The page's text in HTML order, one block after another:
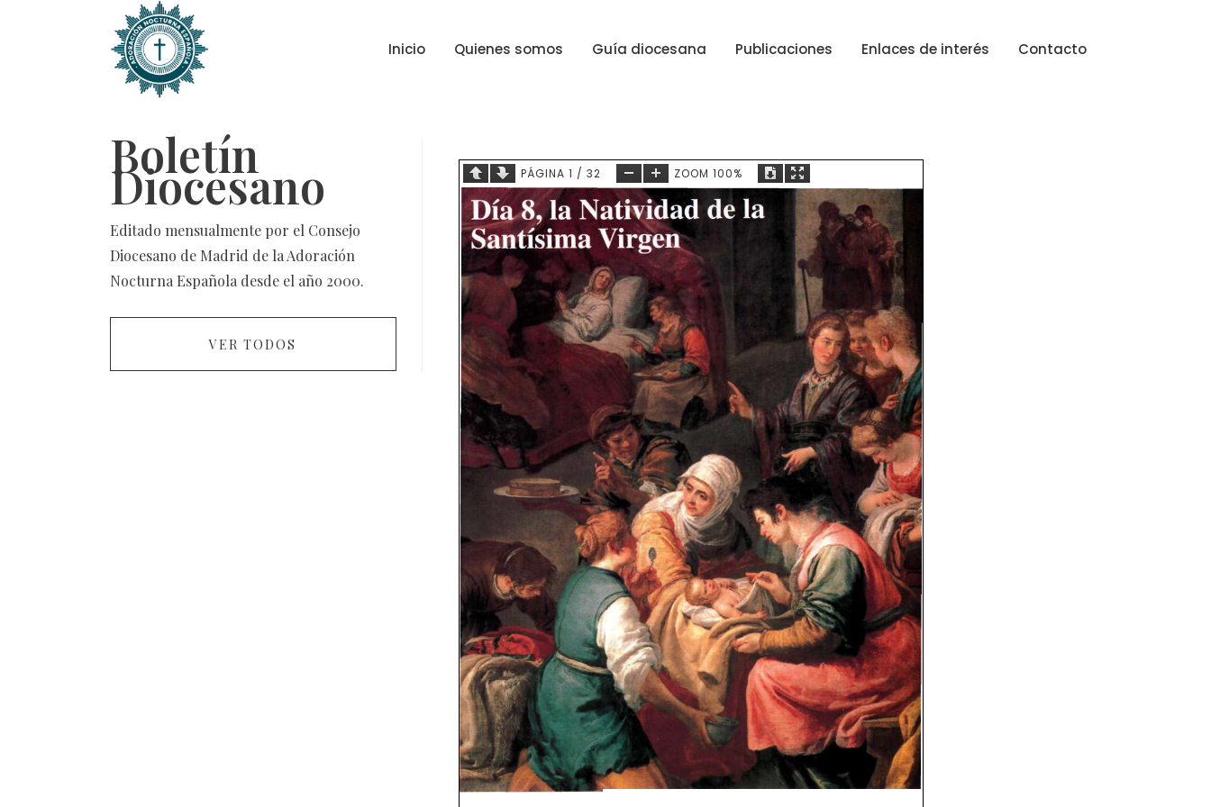
Inicio Quienes somos Guía diocesana Publicaciones Enlaces de interés Contacto
Boletín
Diocesano
Editado mensualmente por el Consejo
Diocesano de Madrid de la Adoración
Nocturna Española desde el año 2000.
VER TODOS
PÁGINA 1 / 32 ZOOM 100%